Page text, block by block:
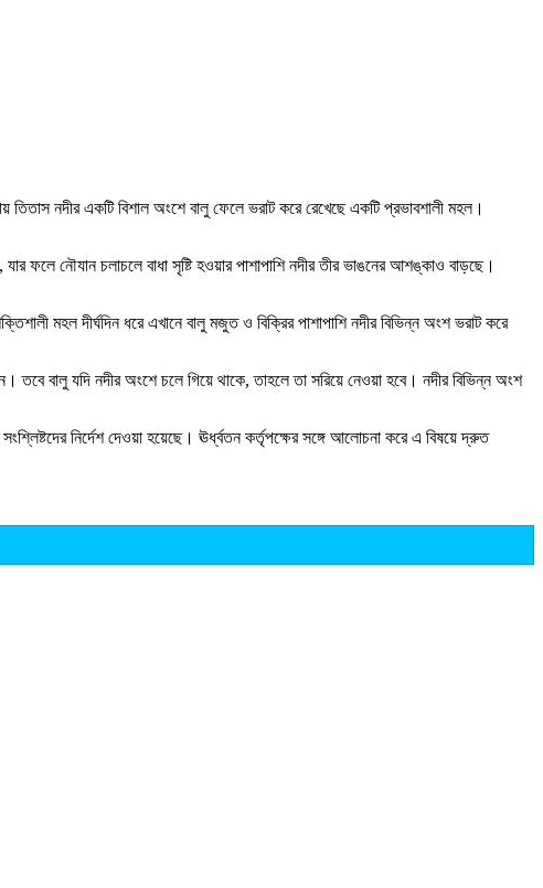
ফলে নৌযান চলাচলে বাধা সৃষ্টি হওয়ার পাশাপাশি নদীর তীর ভাঙনের আশঙ্কাও বাড়ছে।
মহল দীর্ঘদিন ধরে এখানে বালু মজুত ও বিক্রির পাশাপাশি নদীর বিভিন্ন অংশ ভরাট করে
তবে বালু যদি নদীর অংশে চলে গিয়ে থাকে, তাহলে তা সরিয়ে নেওয়া হবে। নদীর বিভিন্ন অংশ
নির্দেশ দেওয়া হয়েছে। ঊর্ধ্বতন কর্তৃপক্ষের সঙ্গে আলোচনা করে এ বিষয়ে দ্রুত